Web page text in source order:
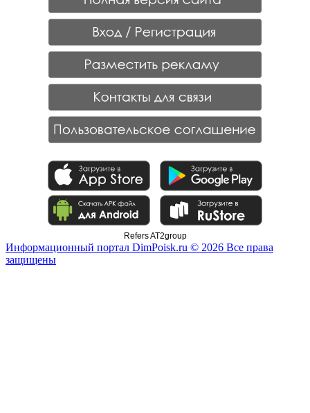
Refers AT2group
Информационный портал DimPoisk.ru © 2026 Все права
защищены